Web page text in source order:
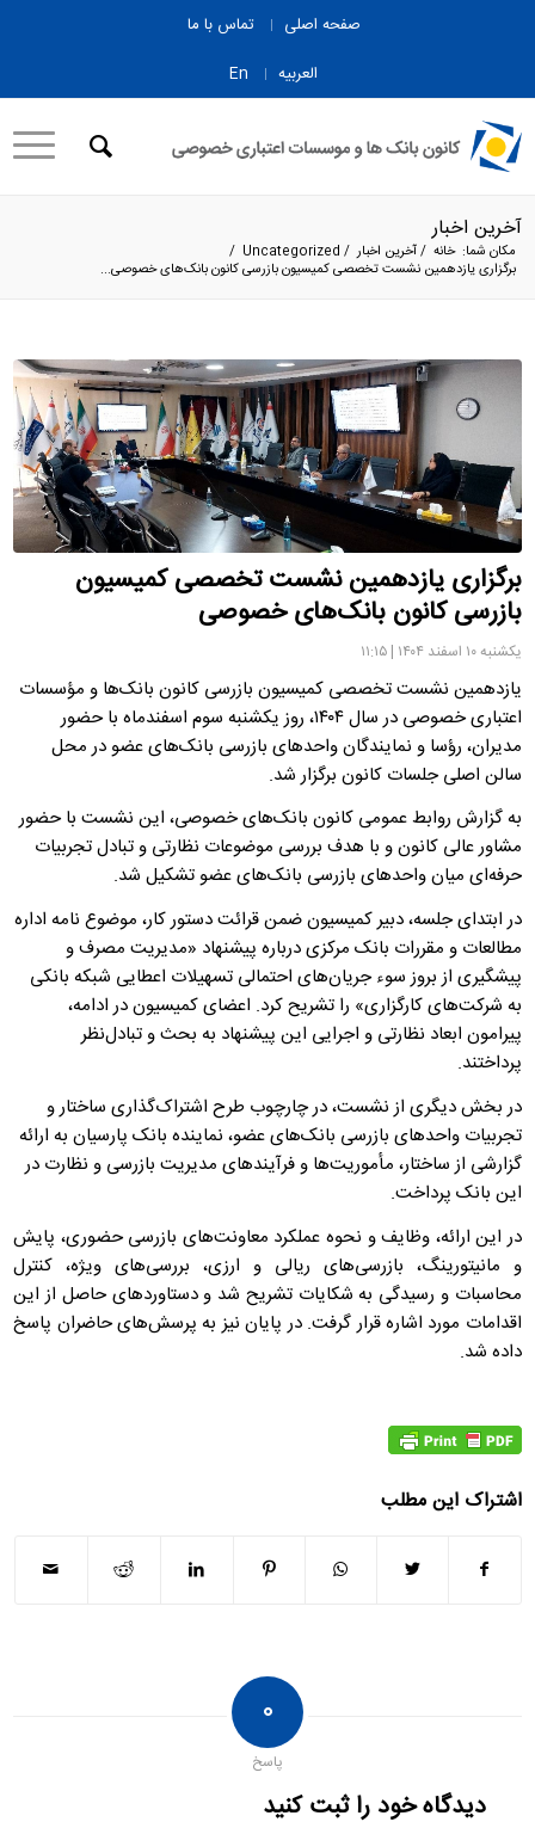
صفحه اصلی
تماس با ما
العربیه
En
آخرین اخبار
مکان شما: خانه /آخرین اخبار /
Uncategorized
/
برگزاری یازدهمین نشست تخصصی کمیسیون بازرسی کانون بانک‌های خصوصی...
برگزاری یازدهمین نشست تخصصی کمیسیون
بازرسی کانون بانک‌های خصوصی
یکشنبه ۱۰ اسفند ۱۴۰۴ | ۱۱:۱۵
یازدهمین نشست تخصصی کمیسیون بازرسی کانون بانک‌ها و مؤسسات
اعتباری خصوصی در سال ۱۴۰۴، روز یکشنبه سوم اسفندماه با حضور
مدیران، رؤسا و نمایندگان واحدهای بازرسی بانک‌های عضو در محل
سالن اصلی جلسات کانون برگزار شد.
به گزارش روابط عمومی کانون بانک‌های خصوصی، این نشست با حضور
مشاور عالی کانون و با هدف بررسی موضوعات نظارتی و تبادل تجربیات
حرفه‌ای میان واحدهای بازرسی بانک‌های عضو تشکیل شد.
در ابتدای جلسه، دبیر کمیسیون ضمن قرائت دستور کار، موضوع نامه اداره
مطالعات و مقررات بانک مرکزی درباره پیشنهاد «مدیریت مصرف و
پیشگیری از بروز سوء جریان‌های احتمالی تسهیلات اعطایی شبکه بانکی
به شرکت‌های کارگزاری» را تشریح کرد. اعضای کمیسیون در ادامه،
پیرامون ابعاد نظارتی و اجرایی این پیشنهاد به بحث و تبادل‌نظر
پرداختند.
در بخش دیگری از نشست، در چارچوب طرح اشتراک‌گذاری ساختار و
تجربیات واحدهای بازرسی بانک‌های عضو، نماینده بانک پارسیان به ارائه
گزارشی از ساختار، مأموریت‌ها و فرآیندهای مدیریت بازرسی و نظارت در
این بانک پرداخت.
در این ارائه، وظایف و نحوه عملکرد معاونت‌های بازرسی حضوری، پایش
و مانیتورینگ، بازرسی‌های ریالی و ارزی، بررسی‌های ویژه، کنترل
محاسبات و رسیدگی به شکایات تشریح شد و دستاوردهای حاصل از این
اقدامات مورد اشاره قرار گرفت. در پایان نیز به پرسش‌های حاضران پاسخ
داده شد.
اشتراک این مطلب
۰
پاسخ
دیدگاه خود را ثبت کنید